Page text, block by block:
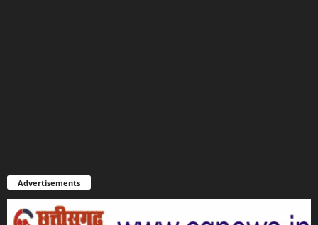
Advertisements